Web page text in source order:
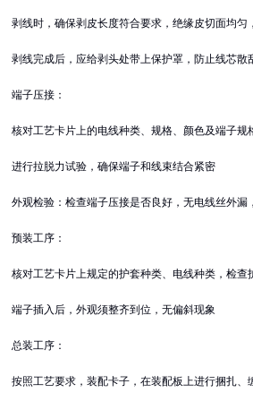
剥线时，确保剥皮长度符合要求，绝缘皮切面均匀
剥线完成后，应给剥头处带上保护罩，防止线芯散
端子压接：
核对工艺卡片上的电线种类、规格、颜色及端子规
进行拉脱力试验，确保端子和线束结合紧密
外观检验：检查端子压接是否良好，无电线丝外漏
预装工序：
核对工艺卡片上规定的护套种类、电线种类，检查
端子插入后，外观须整齐到位，无偏斜现象
总装工序：
按照工艺要求，装配卡子，在装配板上进行捆扎、